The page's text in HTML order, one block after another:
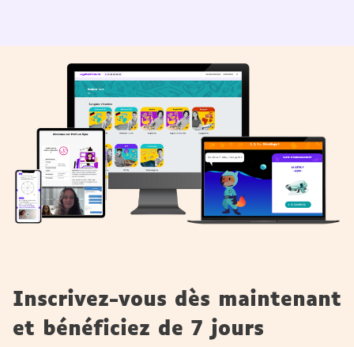
Inscrivez-vous dès maintenant
et bénéficiez de 7 jours